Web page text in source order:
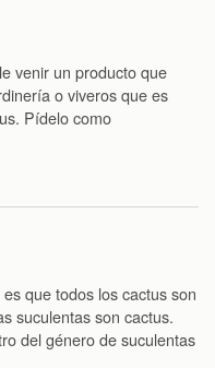
venir un producto que
o viveros que es
Pídelo como
que todos los cactus son
suculentas son cactus.
del género de suculentas